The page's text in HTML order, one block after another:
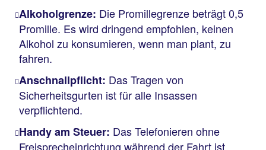
Alkoholgrenze: Die Promillegrenze beträgt 0,5
Promille. Es wird dringend empfohlen, keinen
Alkohol zu konsumieren, wenn man plant, zu
fahren.
Anschnallpflicht: Das Tragen von
Sicherheitsgurten ist für alle Insassen
verpflichtend.
Handy am Steuer: Das Telefonieren ohne
Freisprecheinrichtung während der Fahrt ist